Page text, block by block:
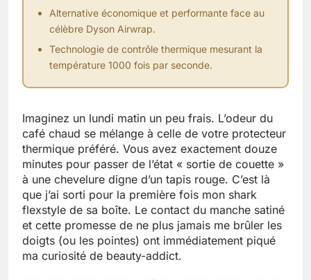
Alternative économique et performante face au
célèbre Dyson Airwrap.
Technologie de contrôle thermique mesurant la
température 1000 fois par seconde.
Imaginez un lundi matin un peu frais. L’odeur du
café chaud se mélange à celle de votre protecteur
thermique préféré. Vous avez exactement douze
minutes pour passer de l’état « sortie de couette »
à une chevelure digne d’un tapis rouge. C’est là
que j’ai sorti pour la première fois mon shark
flexstyle de sa boîte. Le contact du manche satiné
et cette promesse de ne plus jamais me brûler les
doigts (ou les pointes) ont immédiatement piqué
ma curiosité de beauty-addict.